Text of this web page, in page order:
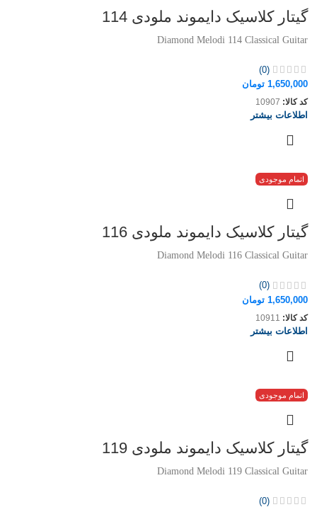
گیتار کلاسیک دایموند ملودی 114
Diamond Melodi 114 Classical Guitar
(0)
1,650,000 تومان
کد کالا: 10907
اطلاعات بیشتر
اتمام موجودی
گیتار کلاسیک دایموند ملودی 116
Diamond Melodi 116 Classical Guitar
(0)
1,650,000 تومان
کد کالا: 10911
اطلاعات بیشتر
اتمام موجودی
گیتار کلاسیک دایموند ملودی 119
Diamond Melodi 119 Classical Guitar
(0)